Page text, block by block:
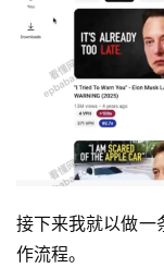
接下来我就以做一
作流程。